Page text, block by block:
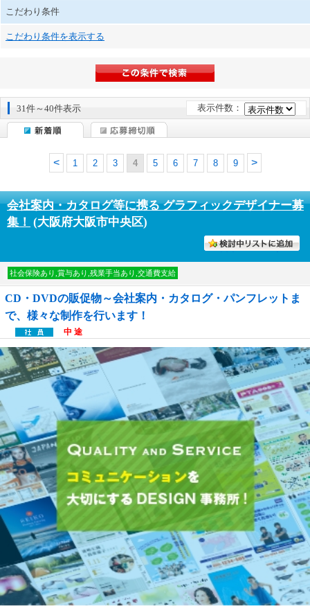
こだわり条件
こだわり条件を表示する
31件～40件表示 表示件数：
1 2 3 4 5 6 7 8 9
会社案内・カタログ等に携る グラフィックデザイナー募
集！ (大阪府大阪市中央区)
社会保険あり,賞与あり,残業手当あり,交通費支給
CD・DVDの販促物～会社案内・カタログ・パンフレットま
で、様々な制作を行います！
中 途